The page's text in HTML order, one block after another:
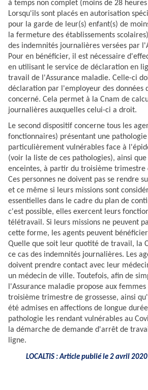
à temps non complet (moins de 28
Lorsqu'ils sont placés en autorisation
pour la garde de leur(s) enfant(s) de
la fermeture des établissements
des indemnités journalières versées par
Pour en bénéficier, il est nécessaire
en utilisant le service de déclaration en
travail de l'Assurance maladie. Celle-ci
déclaration par l'employeur des données
concerné. Cela permet à la Cnam de
journalières auxquelles celui-ci a droit.
Le second dispositif concerne tous les
fonctionnaires) présentant une
particulièrement vulnérables face à
(voir la liste de ces pathologies), ainsi
enceintes, à partir du troisième trimestre
Ces personnes ne doivent pas se rendre
et ce même si leurs missions sont
essentielles dans le cadre du plan de
c'est possible, elles exercent leurs
télétravail. Si leurs missions ne peuvent
cette forme, les agents peuvent
Quelle que soit leur quotité de travail, la
ce cas des indemnités journalières. Les
doivent prendre contact avec leur
un médecin de ville. Toutefois, afin de
l'Assurance maladie propose aux
troisième trimestre de grossesse, ainsi
été admises en affections de longue
pathologie les rendant vulnérables au
la démarche de demande d'arrêt de
ligne.
LOCALTIS : Article publié le 2 avril